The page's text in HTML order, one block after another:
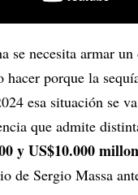
se necesita armar
hacer porque la
esa situación se
que admite
y US$10.000
de Sergio Massa